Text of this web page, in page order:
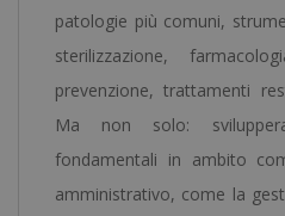
patologie più comuni,
sterilizzazione,
prevenzione, trattamenti
Ma non solo:
fondamentali in ambito
amministrativo, come la